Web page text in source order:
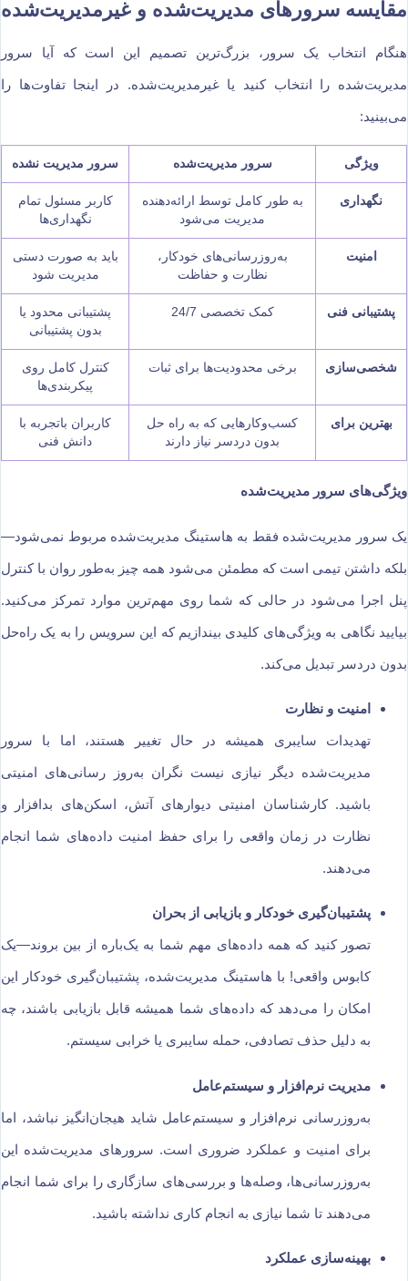
مقایسه سرورهای مدیریت‌شده و غیرمدیریت‌شده
هنگام انتخاب یک سرور، بزرگ‌ترین تصمیم این است که آیا سرور
مدیریت‌شده را انتخاب کنید یا غیرمدیریت‌شده. در اینجا تفاوت‌ها را
می‌بینید:
ویژگی سرور مدیریت‌شده سرور مدیریت‌ نشده
نگهداری
به طور کامل توسط ارائه‌دهنده
مدیریت می‌شود
کاربر مسئول تمام
نگهداری‌ها
امنیت
به‌روزرسانی‌های خودکار،
نظارت و حفاظت
باید به صورت دستی
مدیریت شود
پشتیبانی فنی کمک تخصصی 24/7
پشتیبانی محدود یا
بدون پشتیبانی
شخصی‌سازی برخی محدودیت‌ها برای ثبات
کنترل کامل روی
پیکربندی‌ها
بهترین برای
کسب‌وکارهایی که به راه‌ حل
بدون دردسر نیاز دارند
کاربران باتجربه با
دانش فنی
ویژگی‌های سرور مدیریت‌شده
یک سرور مدیریت‌شده فقط به هاستینگ مدیریت‌شده مربوط نمی‌شود—
بلکه داشتن تیمی است که مطمئن می‌شود همه چیز به‌طور روان با کنترل
پنل اجرا می‌شود در حالی که شما روی مهم‌ترین موارد تمرکز می‌کنید.
بیایید نگاهی به ویژگی‌های کلیدی بیندازیم که این سرویس را به یک راه‌حل
بدون دردسر تبدیل می‌کند.
امنیت و نظارت
تهدیدات سایبری همیشه در حال تغییر هستند، اما با سرور
مدیریت‌شده دیگر نیازی نیست نگران به‌روز رسانی‌های امنیتی
باشید. کارشناسان امنیتی دیوارهای آتش، اسکن‌های بدافزار و
نظارت در زمان واقعی را برای حفظ امنیت داده‌های شما انجام
می‌دهند.
پشتیبان‌گیری خودکار و بازیابی از بحران
تصور کنید که همه داده‌های مهم شما به یک‌باره از بین بروند—یک
کابوس واقعی! با هاستینگ مدیریت‌شده، پشتیبان‌گیری خودکار این
امکان را می‌دهد که داده‌های شما همیشه قابل بازیابی باشند، چه
به دلیل حذف تصادفی، حمله سایبری یا خرابی سیستم.
مدیریت نرم‌افزار و سیستم‌عامل
به‌روزرسانی نرم‌افزار و سیستم‌عامل شاید هیجان‌انگیز نباشد، اما
برای امنیت و عملکرد ضروری است. سرورهای مدیریت‌شده این
به‌روزرسانی‌ها، وصله‌ها و بررسی‌های سازگاری را برای شما انجام
می‌دهند تا شما نیازی به انجام کاری نداشته باشید.
بهینه‌سازی عملکرد